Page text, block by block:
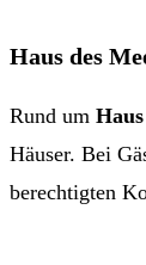
Haus des
Rund um
Häuser. Bei
berechtigten